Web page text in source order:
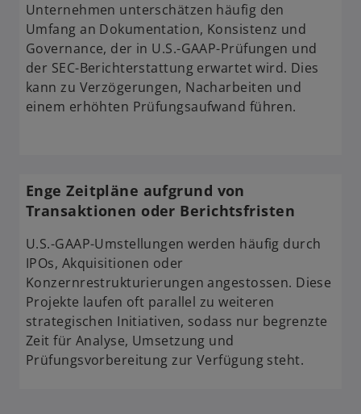
Unternehmen unterschätzen häufig den
Umfang an Dokumentation, Konsistenz und
Governance, der in U.S.-GAAP-Prüfungen und
der SEC-Berichterstattung erwartet wird. Dies
kann zu Verzögerungen, Nacharbeiten und
einem erhöhten Prüfungsaufwand führen.
Enge Zeitpläne aufgrund von
Transaktionen oder Berichtsfristen
U.S.-GAAP-Umstellungen werden häufig durch
IPOs, Akquisitionen oder
Konzernrestrukturierungen angestossen. Diese
Projekte laufen oft parallel zu weiteren
strategischen Initiativen, sodass nur begrenzte
Zeit für Analyse, Umsetzung und
Prüfungsvorbereitung zur Verfügung steht.